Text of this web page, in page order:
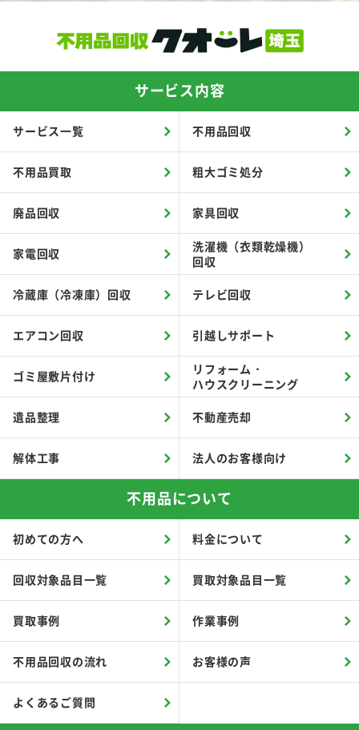
サービス内容
サービス一覧 不用品回収
不用品買取 粗大ゴミ処分
廃品回収 家具回収
家電回収
洗濯機（衣類乾燥機）
回収
冷蔵庫（冷凍庫）回収 テレビ回収
エアコン回収 引越しサポート
ゴミ屋敷片付け
リフォーム・
ハウスクリーニング
遺品整理 不動産売却
解体工事 法人のお客様向け
不用品について
初めての方へ 料金について
回収対象品目一覧 買取対象品目一覧
買取事例 作業事例
不用品回収の流れ お客様の声
よくあるご質問